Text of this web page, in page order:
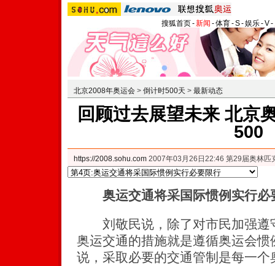
搜狐首页-新闻 -体育-S-娱乐-V-
北京2008年奥运会 > 倒计时500天 > 最新动态
回顾过去展望未来 北京
500
https://2008.sohu.com 2007年03月26日22:46 第29届奥林匹
奥运交通将采国际惯例实行必
刘敬民说，除了对市民加强遵
奥运交通的措施就是遵循奥运会
说，采取必要的交通管制是每一